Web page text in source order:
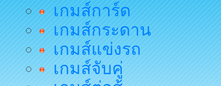
เกมส์การ์ด
เกมส์กระดาน
เกมส์แข่งรถ
เกมส์จับคู่